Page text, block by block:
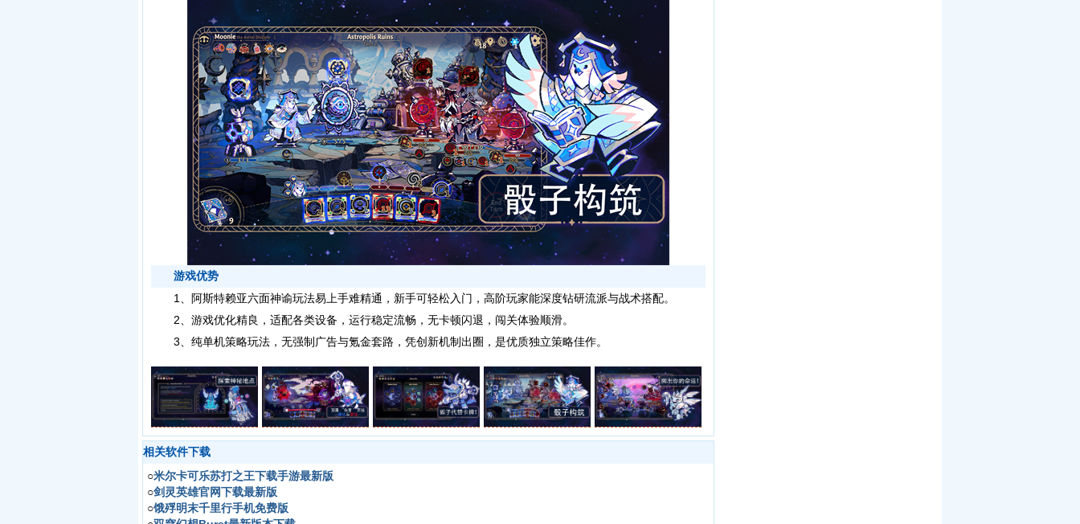
游戏优势
1、阿斯特赖亚六面神谕玩法易上手难精通，新手可轻松入门，高阶玩家能深度钻研流派与战术搭配。
2、游戏优化精良，适配各类设备，运行稳定流畅，无卡顿闪退，闯关体验顺滑。
3、纯单机策略玩法，无强制广告与氪金套路，凭创新机制出圈，是优质独立策略佳作。
相关软件下载
○米尔卡可乐苏打之王下载手游最新版
○剑灵英雄官网下载最新版
○饿殍明末千里行手机免费版